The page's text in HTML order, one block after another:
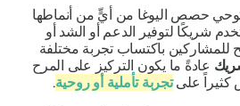
حصص اليوغا من أيٍّ من أنماطها
شريكًا لتوفير الدعم أو الشد أو
باكتساب تجربة مختلفة
عادةً ما يكون التركيز على المرح
على تجربة تأملية أو روحية.